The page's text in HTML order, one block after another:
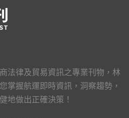
法律及貿易資訊之專業刊物，林
掌握航運即時資訊，洞察趨勢，
地做出正確決策！